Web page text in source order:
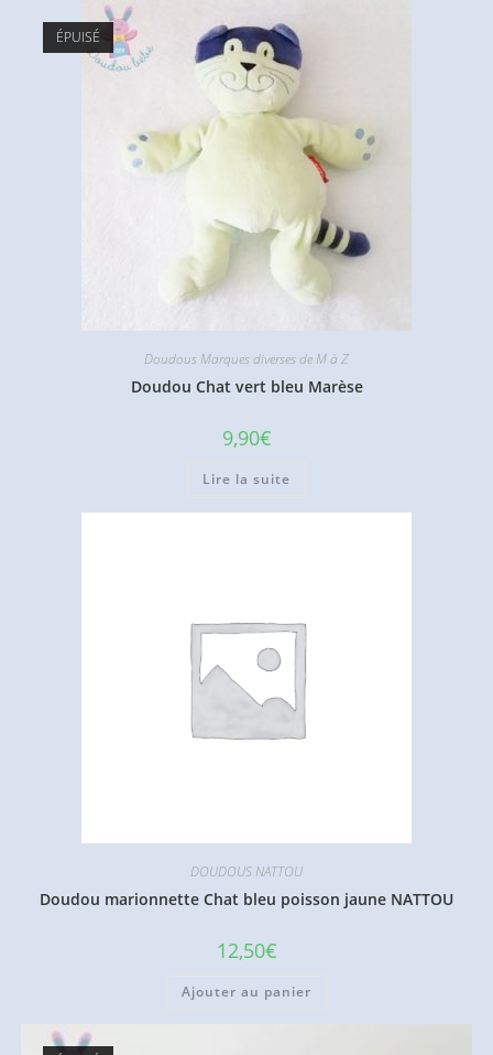
ÉPUISÉ
Doudous Marques diverses de M à Z
Doudou Chat vert bleu Marèse
9,90€
Lire la suite
DOUDOUS NATTOU
Doudou marionnette Chat bleu poisson jaune NATTOU
12,50€
Ajouter au panier